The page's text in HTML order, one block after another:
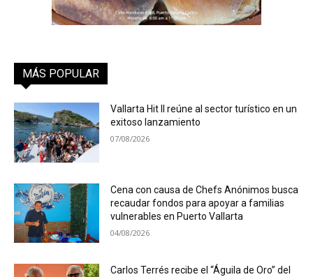
MÁS POPULAR
Vallarta Hit II reúne al sector turístico en un
exitoso lanzamiento
07/08/2026
Cena con causa de Chefs Anónimos busca
recaudar fondos para apoyar a familias
vulnerables en Puerto Vallarta
04/08/2026
Carlos Terrés recibe el “Águila de Oro” del